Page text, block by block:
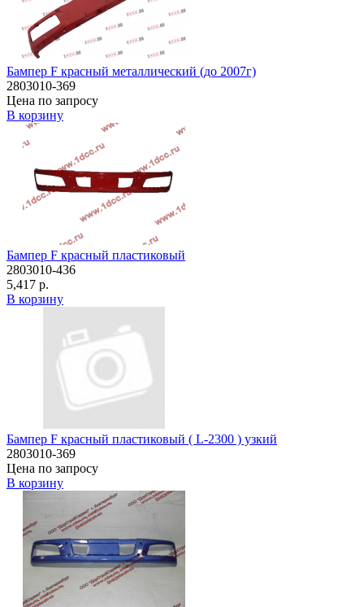
Бампер F красный металлический (до 2007г)
2803010-369
Цена по запросу
В корзину
Бампер F красный пластиковый
2803010-436
5,417 р.
В корзину
Бампер F красный пластиковый ( L-2300 ) узкий
2803010-369
Цена по запросу
В корзину